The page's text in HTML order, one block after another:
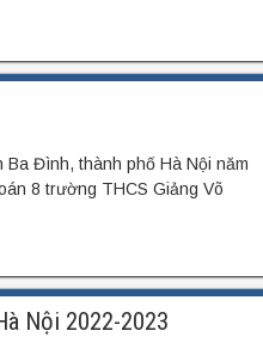
Đình, thành phố Hà Nội năm
8 trường THCS Giảng Võ
Nội 2022-2023